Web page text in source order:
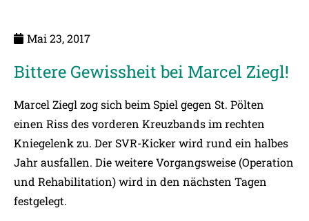
Mai 23, 2017
Bittere Gewissheit bei Marcel Ziegl!
Marcel Ziegl zog sich beim Spiel gegen St. Pölten
einen Riss des vorderen Kreuzbands im rechten
Kniegelenk zu. Der SVR-Kicker wird rund ein halbes
Jahr ausfallen. Die weitere Vorgangsweise (Operation
und Rehabilitation) wird in den nächsten Tagen
festgelegt.